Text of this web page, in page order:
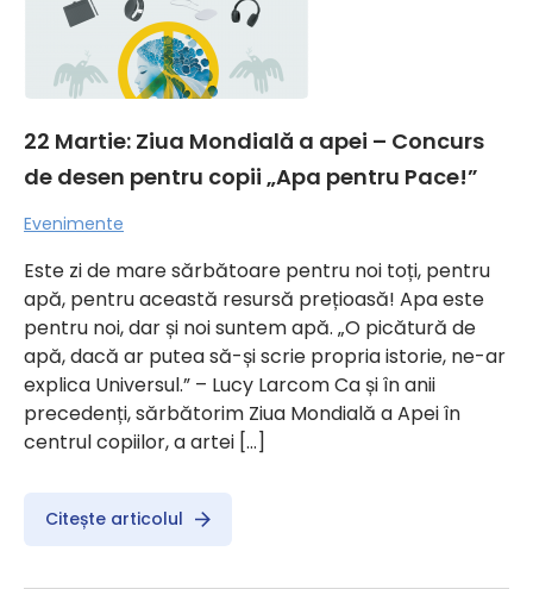
22 Martie: Ziua Mondială a apei – Concurs
de desen pentru copii „Apa pentru Pace!”
Evenimente
Este zi de mare sărbătoare pentru noi toți, pentru
apă, pentru această resursă prețioasă! Apa este
pentru noi, dar și noi suntem apă. „O picătură de
apă, dacă ar putea să-și scrie propria istorie, ne-ar
explica Universul.” – Lucy Larcom Ca și în anii
precedenți, sărbătorim Ziua Mondială a Apei în
centrul copiilor, a artei […]
Citește articolul